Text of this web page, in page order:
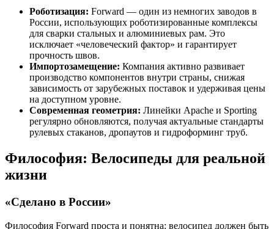
Роботизация: Forward — один из немногих заводов в
России, использующих роботизированные комплексы
для сварки стальных и алюминиевых рам. Это
исключает «человеческий фактор» и гарантирует
прочность швов.
Импортозамещение: Компания активно развивает
производство компонентов внутри страны, снижая
зависимость от зарубежных поставок и удерживая цены
на доступном уровне.
Современная геометрия: Линейки Apache и Sporting
регулярно обновляются, получая актуальные стандарты
рулевых стаканов, дропаутов и гидроформинг труб.
Философия: Велосипеды для реальной
жизни
«Сделано в России»
Философия Forward проста и понятна: велосипед должен быть